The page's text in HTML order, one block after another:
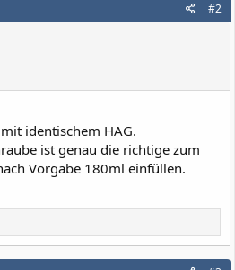
#2
identischem HAG.
ist genau die richtige zum
Vorgabe 180ml einfüllen.